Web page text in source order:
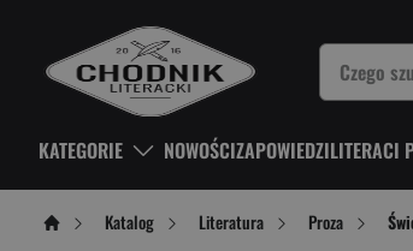
KATEGORIE NOWOŚCIZAPOWIEDZILITERACI
Katalog Literatura Proza